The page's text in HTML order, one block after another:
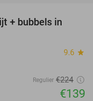
+ bubbels in
9.6 star
Regulier €224
€139